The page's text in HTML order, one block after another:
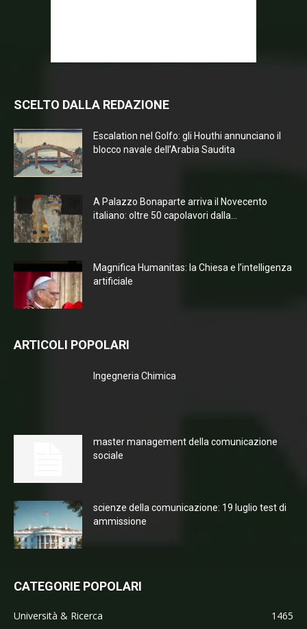
SCELTO DALLA REDAZIONE
Escalation nel Golfo: gli Houthi annunciano il
blocco navale dell’Arabia Saudita
A Palazzo Bonaparte arriva il Novecento
italiano: oltre 50 capolavori dalla...
Magnifica Humanitas: la Chiesa e l’intelligenza
artificiale
ARTICOLI POPOLARI
Ingegneria Chimica
master management della comunicazione
sociale
scienze della comunicazione: 19 luglio test di
ammissione
CATEGORIE POPOLARI
Università & Ricerca
1465